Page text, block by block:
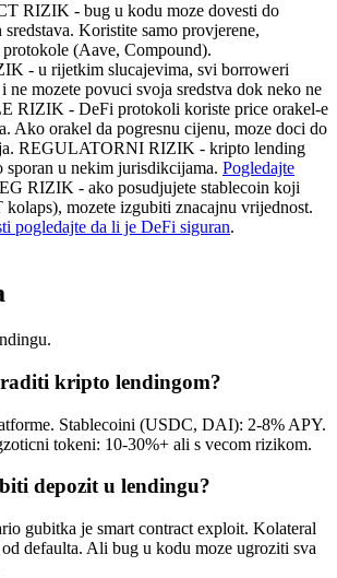
RIZIK - bug u kodu moze dovesti do
Koristite samo provjerene,
(Aave, Compound).
- u rijetkim slucajevima, svi borroweri
mozete povuci svoja sredstva dok neko ne
RIZIK - DeFi protokoli koriste price orakel-e
Ako orakel da pogresnu cijenu, moze doci do
REGULATORNI RIZIK - kripto lending
sporan u nekim jurisdikcijama. Pogledajte
RIZIK - ako posudjujete stablecoin koji
mozete izgubiti znacajnu vrijednost.
pogledajte da li je DeFi siguran.
kripto lendingom?
Stablecoini (USDC, DAI): 2-8% APY.
tokeni: 10-30%+ ali s vecom rizikom.
depozit u lendingu?
gubitka je smart contract exploit. Kolateral
defaulta. Ali bug u kodu moze ugroziti sva